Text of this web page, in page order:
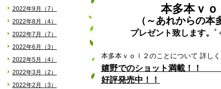
2022年9月（7）
2022年8月（4）
2022年7月（7）
2022年6月（3）
2022年5月（4）
2022年3月（2）
2022年2月（3）
本多本ｖ
（～あれからの本
プレゼント致します。 ﾟ
本多本ｖｏｌ２のことについて 詳し
嬉野でのショット満載
好評発売中！！